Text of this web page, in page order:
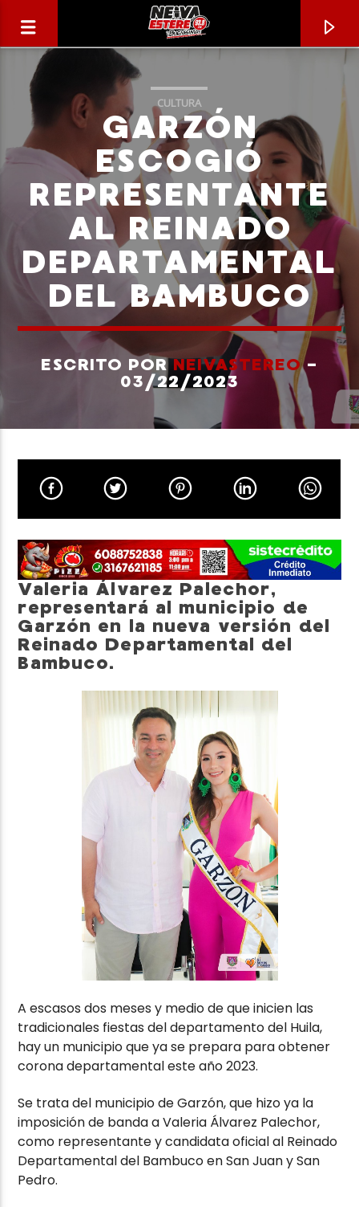
CANCIÓN ACTUAL
TÍTULO
ARTISTA
Neiva Estereo
CULTURA
GARZÓN
ESCOGIÓ
REPRESENTANTE
AL REINADO
DEPARTAMENTAL
DEL BAMBUCO
ESCRITO PORNEIVASTEREO-
03/22/2023
Valeria Álvarez Palechor,
representará al municipio de
Garzón en la nueva versión del
Reinado Departamental del
Bambuco.
A escasos dos meses y medio de que inicien las
tradicionales fiestas del departamento del Huila,
hay un municipio que ya se prepara para obtener
corona departamental este año 2023.
Se trata del municipio de Garzón, que hizo ya la
imposición de banda a Valeria Álvarez Palechor,
como representante y candidata oficial al Reinado
Departamental del Bambuco en San Juan y San
Pedro.